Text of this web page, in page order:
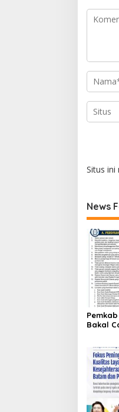
Situs ini
News
Bakal